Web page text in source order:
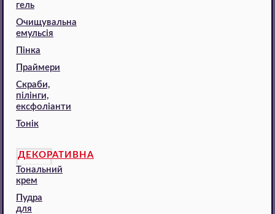
гель
Очищувальна
емульсія
Пінка
Праймери
Скраби,
пілінги,
ексфоліанти
Тонік
ДЕКОРАТИВНА
Тональний
крем
Пудра
для